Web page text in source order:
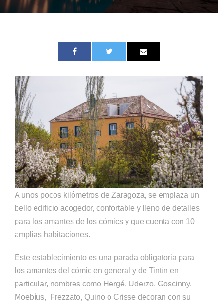
A unos pocos kilómetros de Zaragoza, se emplaza un
bello edificio acogedor, confortable y lleno de detalles
para los amantes de los cómics y que cuenta con 10
amplias habitaciones.
Este establecimiento es una parada obligatoria para
los amantes del cómic en general y de Tintín en
particular, nombres como Hergé, Uderzo, Goscinny,
Moebíus, Frezzato, Quino o Crisse decoran con su